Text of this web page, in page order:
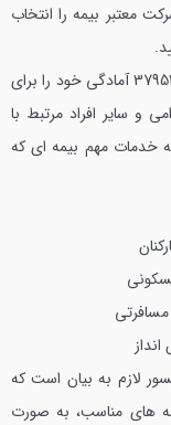
معتبر بیمه را انتخاب
به همین جهت، دفتر بیمه ایران نمایندگی رمضانی 37952 آمادگی خود را برای
و سایر افراد مرتبط با
خدمات مهم بیمه ای که
لازم به بیان است که
های مناسب، به صورت